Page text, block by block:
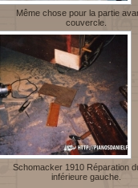
Même chose pour la partie
couvercle.
Schomacker 1910 Réparation
inférieure gauche.